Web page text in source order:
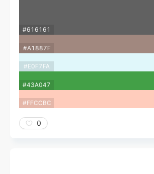
#616161
#A1887F
#E0F7FA
#43A047
#FFCCBC
0